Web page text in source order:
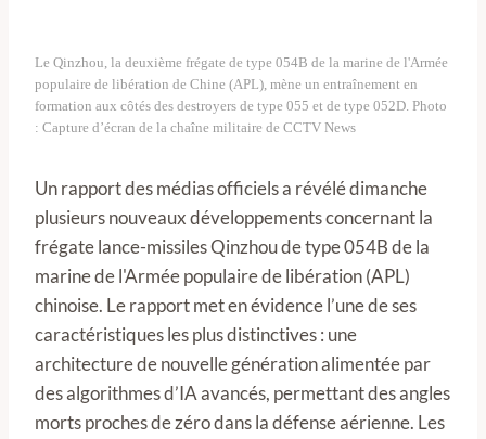
Le Qinzhou, la deuxième frégate de type 054B de la marine de l'Armée
populaire de libération de Chine (APL), mène un entraînement en
formation aux côtés des destroyers de type 055 et de type 052D. Photo
: Capture d’écran de la chaîne militaire de CCTV News
Un rapport des médias officiels a révélé dimanche
plusieurs nouveaux développements concernant la
frégate lance-missiles Qinzhou de type 054B de la
marine de l'Armée populaire de libération (APL)
chinoise. Le rapport met en évidence l’une de ses
caractéristiques les plus distinctives : une
architecture de nouvelle génération alimentée par
des algorithmes d’IA avancés, permettant des angles
morts proches de zéro dans la défense aérienne. Les